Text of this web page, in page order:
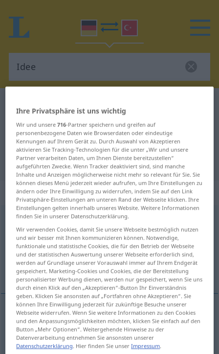
Deutsch-Türkisch Übersetzung für
"Idee"
"Idee" Türkisch Übersetzung
„Idee“: weiblich
Ideef <Idee;-n>
Übersicht aller Übersetzungen
(Für mehr Details die Übersetzung anklicken/antippen)
fikir
fikir Idee
Ihre Privatsphäre ist uns wichtig
Wir und unsere716-Partner speichern und greifen auf
personenbezogene Daten wie Browserdaten oder eindeutige
Kennungen auf Ihrem Gerät zu. Durch Auswahl von Akzeptieren
aktivieren Sie Tracking-Technologien für die unter „Wir und unsere
Partner verarbeiten Daten, um Ihnen Dienste bereitzustellen“
aufgeführten Zwecke. Wenn Tracker deaktiviert sind, sind manche
Inhalte und Anzeigen möglicherweise nicht mehr so relevant für Sie. Sie
können dieses Menü jederzeit wieder aufrufen, um Ihre Einstellungen zu
ändern oder Ihre Einwilligung zu widerrufen, indem Sie auf den Link
Privatsphäre-Einstellungen am unteren Rand der Webseite klicken. Ihre
Einstellungen gelten innerhalb unseres Website. Weitere Informationen
finden Sie in unserer Datenschutzerklärung.
Wir verwenden Cookies, damit Sie unsere Webseite bestmöglich nutzen
und wir besser mit Ihnen kommunizieren können. Notwendige,
funktionale und statistische Cookies, die für den Betrieb der Webseite
und der statistischen Auswertung unserer Webseite erforderlich sind,
werden auf Grundlage unserer Vorauswahl immer auf Ihrem Endgerät
gespeichert. Marketing-Cookies und Cookies, die der Bereitstellung
personalisierter Werbung dienen, werden nur gespeichert, wenn Sie uns
durch einen Klick auf den „Akzeptieren“-Button Ihr Einverständnis
geben. Klicken Sie ansonsten auf „Fortfahren ohne Akzeptieren“. Sie
können Ihre Einwilligung jederzeit für zukünftige Besuche unserer
Webseite widerrufen. Wenn Sie weitere Informationen zu den Cookies
und den Anpassungsmöglichkeiten möchten, klicken Sie einfach auf den
Button „Mehr Optionen“. Weitergehende Hinweise zu der
Datenverarbeitung entnehmen Sie ansonsten unserer
Datenschutzerklärung. Hier finden Sie unserImpressum.